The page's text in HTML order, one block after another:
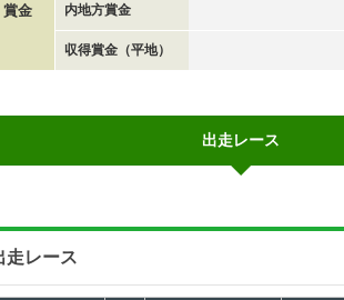
賞金 内地方賞金
収得賞金（平地）
出走レース
走レース